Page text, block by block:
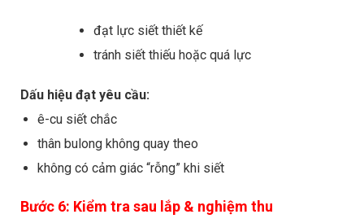
đạt lực siết thiết kế
tránh siết thiếu hoặc quá lực
Dấu hiệu đạt yêu cầu:
ê-cu siết chắc
thân bulong không quay theo
không có cảm giác “rỗng” khi siết
Bước 6: Kiểm tra sau lắp & nghiệm thu